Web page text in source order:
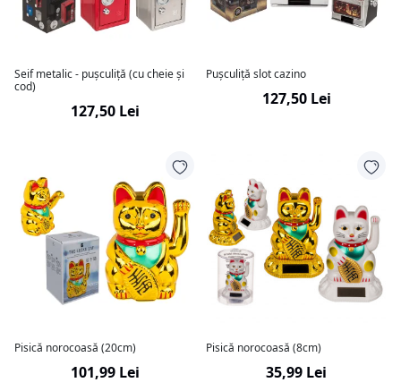
Seif metalic - pușculiță (cu cheie și
cod)
127,50 Lei
Pușculiță slot cazino
127,50 Lei
Pisică norocoasă (20cm)
101,99 Lei
Pisică norocoasă (8cm)
35,99 Lei